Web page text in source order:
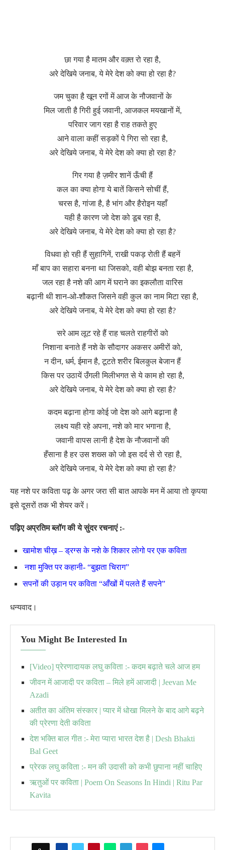
छा गया है मातम और वक़्त रो रहा है,
अरे देखिये जनाब, ये मेरे देश को क्या हो रहा है?
जम चुका है खून रगों में आज के नौजवानों के
मिल जाती है गिरी हुई जवानी, आजकल मयखानों में,
परिवार जाग रहा है राह तकते हुए
आने वाला कहीं सड़कों पे गिरा सो रहा है,
अरे देखिये जनाब, ये मेरे देश को क्या हो रहा है?
गिर गया है ज़मीर शानें ऊँची हैं
कल का क्या होगा ये बातें किसने सोचीं हैं,
चरस है, गांजा है, है भांग और हैरोइन यहाँ
यही है कारण जो देश को डूब रहा है,
अरे देखिये जनाब, ये मेरे देश को क्या हो रहा है?
विधवा हो रही हैं सुहागिनें, राखी पकड़ रोती हैं बहनें
माँ बाप का सहारा बनना था जिसको, वही बोझ बनता रहा है,
जल रहा है नशे की आग में घराने का इकलौता वारिस
बढ़ानी थी शान-ओ-शौकत जिसने वही कुल का नाम मिटा रहा है,
अरे देखिये जनाब, ये मेरे देश को क्या हो रहा है?
सरे आम लूट रहे हैं राह चलते राहगीरों को
निशाना बनाते हैं नशे के सौदागर अकसर अमीरों को,
न दीन, धर्म, ईमान है, टूटते शरीर बिलकुल बेजान हैं
किस पर उठायें उँगली मिलीभगत से ये काम हो रहा है,
अरे देखिये जनाब, ये मेरे देश को क्या हो रहा है?
कदम बढ़ाना होगा कोई जो देश को आगे बढ़ाना है
लक्ष्य यही रहे अपना, नशे को मार भगाना है,
जवानी वापस लानी है देश के नौजवानों की
हँसाना है हर उस शख्स को जो इस दर्द से रो रहा है,
अरे देखिये जनाब, ये मेरे देश को क्या हो रहा है?
यह नशे पर कविता पढ़ के अगर जरा सी बात आपके मन में आया तो कृपया
इसे दूसरों तक भी शेयर करें।
पढ़िए अप्रतिम ब्लॉग की ये सुंदर रचनाएं :-
खामोश चीख़ – ड्रग्स के नशे के शिकार लोगो पर एक कविता
नशा मुक्ति पर कहानी- “बुझता चिराग”
सपनों की उड़ान पर कविता “आँखों में पलते हैं सपने”
धन्यवाद।
You Might Be Interested In
[Video] प्रेरणादायक लघु कविता :- कदम बढ़ाते चले आज हम
जीवन में आजादी पर कविता – मिले हमें आजादी | Jeevan Me
Azadi
अतीत का अंतिम संस्कार | प्यार में धोखा मिलने के बाद आगे बढ़ने
की प्रेरणा देती कविता
देश भक्ति बाल गीत :- मेरा प्यारा भारत देश है | Desh Bhakti
Bal Geet
प्रेरक लघु कविता :- मन की उदासी को कभी छुपाना नहीं चाहिए
ऋतुओं पर कविता | Poem On Seasons In Hindi | Ritu Par
Kavita